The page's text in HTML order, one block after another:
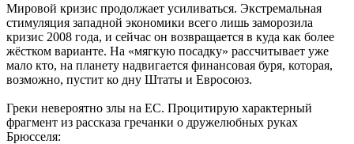
Мировой кризис продолжает усиливаться. Экстремальная
стимуляция западной экономики всего лишь заморозила
кризис 2008 года, и сейчас он возвращается в куда как более
жёстком варианте. На «мягкую посадку» рассчитывает уже
мало кто, на планету надвигается финансовая буря, которая,
возможно, пустит ко дну Штаты и Евросоюз.
Греки невероятно злы на ЕС. Процитирую характерный
фрагмент из рассказа гречанки о дружелюбных руках
Брюсселя: